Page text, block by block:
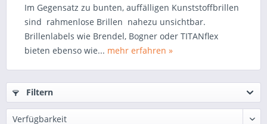
Im Gegensatz zu bunten, auffälligen Kunststoffbrillen
sind rahmenlose Brillen nahezu unsichtbar.
Brillenlabels wie Brendel, Bogner oder TITANflex
bieten ebenso wie... mehr erfahren »
Filtern